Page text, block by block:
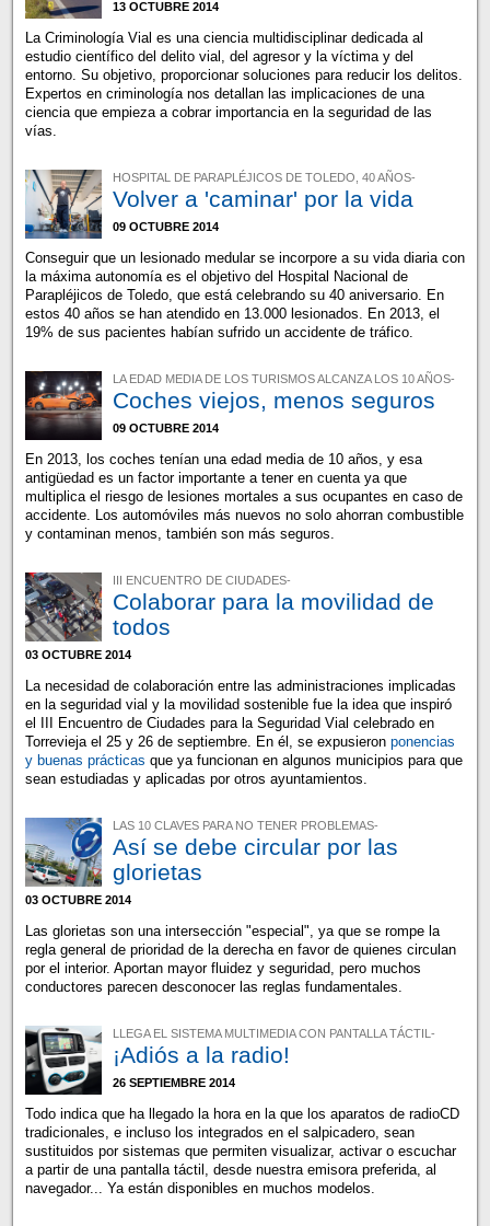
13 OCTUBRE 2014
La Criminología Vial es una ciencia multidisciplinar dedicada al
estudio científico del delito vial, del agresor y la víctima y del
entorno. Su objetivo, proporcionar soluciones para reducir los delitos.
Expertos en criminología nos detallan las implicaciones de una
ciencia que empieza a cobrar importancia en la seguridad de las
vías.
HOSPITAL DE PARAPLÉJICOS DE TOLEDO, 40 AÑOS-
Volver a 'caminar' por la vida
09 OCTUBRE 2014
Conseguir que un lesionado medular se incorpore a su vida diaria con
la máxima autonomía es el objetivo del Hospital Nacional de
Parapléjicos de Toledo, que está celebrando su 40 aniversario. En
estos 40 años se han atendido en 13.000 lesionados. En 2013, el
19% de sus pacientes habían sufrido un accidente de tráfico.
LA EDAD MEDIA DE LOS TURISMOS ALCANZA LOS 10 AÑOS-
Coches viejos, menos seguros
09 OCTUBRE 2014
En 2013, los coches tenían una edad media de 10 años, y esa
antigüedad es un factor importante a tener en cuenta ya que
multiplica el riesgo de lesiones mortales a sus ocupantes en caso de
accidente. Los automóviles más nuevos no solo ahorran combustible
y contaminan menos, también son más seguros.
III ENCUENTRO DE CIUDADES-
Colaborar para la movilidad de
todos
03 OCTUBRE 2014
La necesidad de colaboración entre las administraciones implicadas
en la seguridad vial y la movilidad sostenible fue la idea que inspiró
el III Encuentro de Ciudades para la Seguridad Vial celebrado en
Torrevieja el 25 y 26 de septiembre. En él, se expusieron ponencias
y buenas prácticas que ya funcionan en algunos municipios para que
sean estudiadas y aplicadas por otros ayuntamientos.
LAS 10 CLAVES PARA NO TENER PROBLEMAS-
Así se debe circular por las
glorietas
03 OCTUBRE 2014
Las glorietas son una intersección "especial", ya que se rompe la
regla general de prioridad de la derecha en favor de quienes circulan
por el interior. Aportan mayor fluidez y seguridad, pero muchos
conductores parecen desconocer las reglas fundamentales.
LLEGA EL SISTEMA MULTIMEDIA CON PANTALLA TÁCTIL-
¡Adiós a la radio!
26 SEPTIEMBRE 2014
Todo indica que ha llegado la hora en la que los aparatos de radioCD
tradicionales, e incluso los integrados en el salpicadero, sean
sustituidos por sistemas que permiten visualizar, activar o escuchar
a partir de una pantalla táctil, desde nuestra emisora preferida, al
navegador... Ya están disponibles en muchos modelos.